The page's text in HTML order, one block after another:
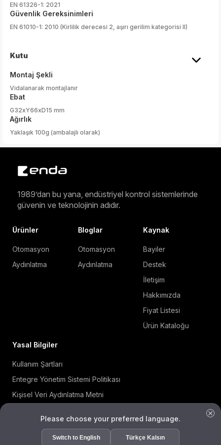
EN 61326-1: 2021
Güvenlik Gereksinimleri
EN 61010-1: 2010 (Kirlilik derecesi 2, aşırı gerilim kategorisi II)
Kutu
Montaj Şekli
Vidalanarak montajlanır
Ebat
G32xY66xD15 mm
Ağırlık
Yaklaşık 100g (ambalajlı olarak)
1989’dan bu yana, endüstriyel kontrol sistemlerinde
güvenin ve teknolojinin adıdır.
Ürünler
Otomasyon
Aydınlatma
Bloglar
Otomasyon
Aydınlatma
Kaynak
Bayiler
Destek
İletişim
Hakkımızda
Fiyat Listesi
Ürün Kataloğu
Yasal Bilgiler
Kullanım Şartları
Entegre Yönetim Sistemi Politikası
Kişisel Veri Aydınlatma Metni
ISO 27001 Sertifikası
Please choose your preferred language.
Switch to English Türkçe Kalsın